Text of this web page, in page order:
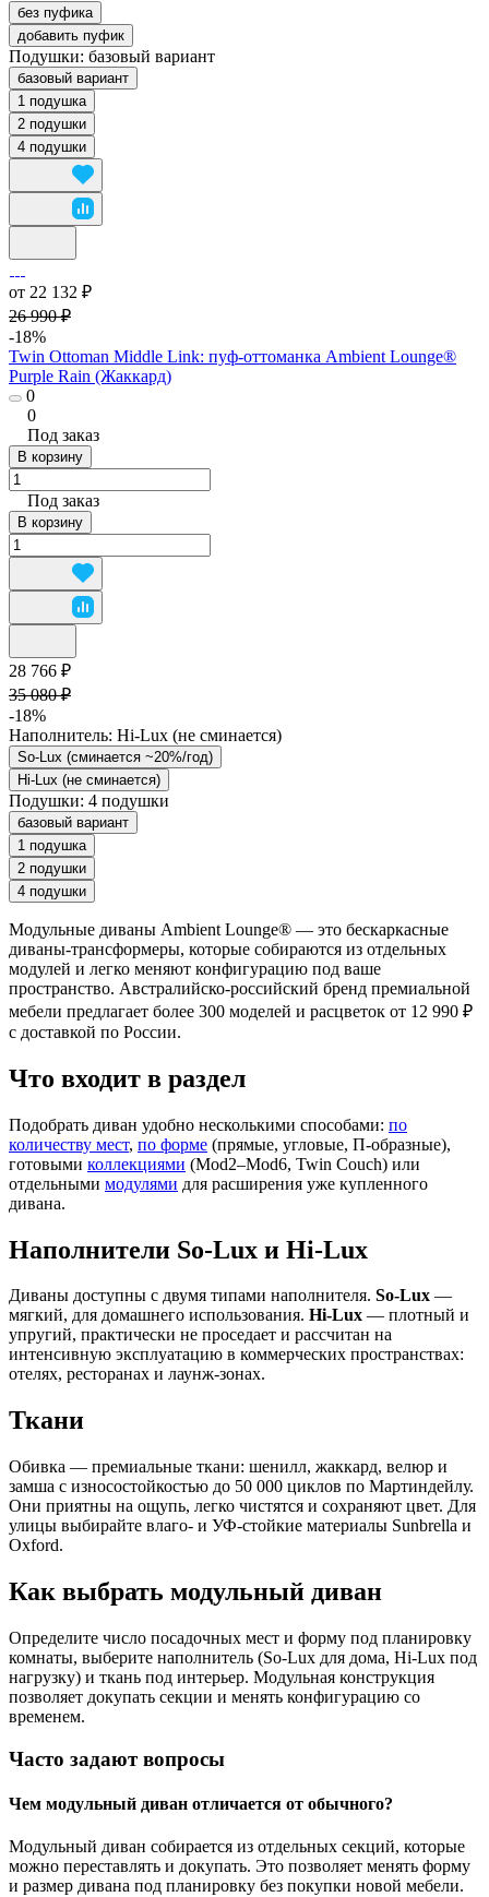
без пуфика
добавить пуфик
Подушки: базовый вариант
базовый вариант
1 подушка
2 подушки
4 подушки
от 22 132 ₽
26 990 ₽
-18%
Twin Ottoman Middle Link: пуф-оттоманка Ambient Lounge®
Purple Rain (Жаккард)
0
0
Под заказ
В корзину
Под заказ
В корзину
28 766 ₽
35 080 ₽
-18%
Наполнитель: Hi-Lux (не сминается)
So-Lux (cминается ~20%/год)
Hi-Lux (не сминается)
Подушки: 4 подушки
базовый вариант
1 подушка
2 подушки
4 подушки
Модульные диваны Ambient Lounge® — это бескаркасные
диваны-трансформеры, которые собираются из отдельных
модулей и легко меняют конфигурацию под ваше
пространство. Австралийско-российский бренд премиальной
мебели предлагает более 300 моделей и расцветок от 12 990 ₽
с доставкой по России.
Что входит в раздел
Подобрать диван удобно несколькими способами: по
количеству мест, по форме (прямые, угловые, П-образные),
готовыми коллекциями (Mod2–Mod6, Twin Couch) или
отдельными модулями для расширения уже купленного
дивана.
Наполнители So-Lux и Hi-Lux
Диваны доступны с двумя типами наполнителя. So-Lux —
мягкий, для домашнего использования. Hi-Lux — плотный и
упругий, практически не проседает и рассчитан на
интенсивную эксплуатацию в коммерческих пространствах:
отелях, ресторанах и лаунж-зонах.
Ткани
Обивка — премиальные ткани: шенилл, жаккард, велюр и
замша с износостойкостью до 50 000 циклов по Мартиндейлу.
Они приятны на ощупь, легко чистятся и сохраняют цвет. Для
улицы выбирайте влаго- и УФ-стойкие материалы Sunbrella и
Oxford.
Как выбрать модульный диван
Определите число посадочных мест и форму под планировку
комнаты, выберите наполнитель (So-Lux для дома, Hi-Lux под
нагрузку) и ткань под интерьер. Модульная конструкция
позволяет докупать секции и менять конфигурацию со
временем.
Часто задают вопросы
Чем модульный диван отличается от обычного?
Модульный диван собирается из отдельных секций, которые
можно переставлять и докупать. Это позволяет менять форму
и размер дивана под планировку без покупки новой мебели.